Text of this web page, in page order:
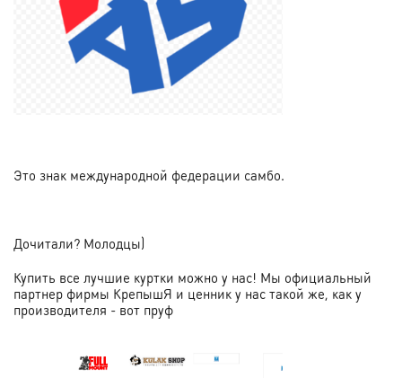
Это знак международной федерации самбо.
Дочитали? Молодцы)
Купить все лучшие куртки можно у нас! Мы официальный
партнер фирмы КрепышЯ и ценник у нас такой же, как у
производителя - вот пруф